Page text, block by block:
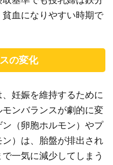
血になりやすい時期で
の変化
妊娠を維持するために
ンバランスが劇的に変
（卵胞ホルモン）やプ
）は、胎盤が排出され
一気に減少してしまう